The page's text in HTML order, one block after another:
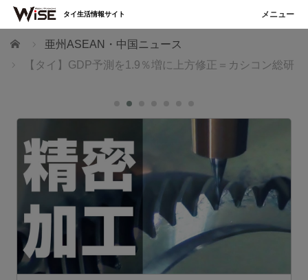
ホーム
亜州ASEAN・中国ニュース
【タイ】GDP予測を1.9％増に上方修正＝カシコン総研
タイ生活情報サイト